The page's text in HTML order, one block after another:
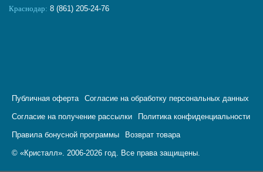
Краснодар: 8 (861) 205-24-76
© «Кристалл». 2006-2026 год. Все права защищены.
Публичная оферта Согласие на обработку персональных данных
Согласие на получение рассылки Политика конфиденциальности
Правила бонусной программы Возврат товара